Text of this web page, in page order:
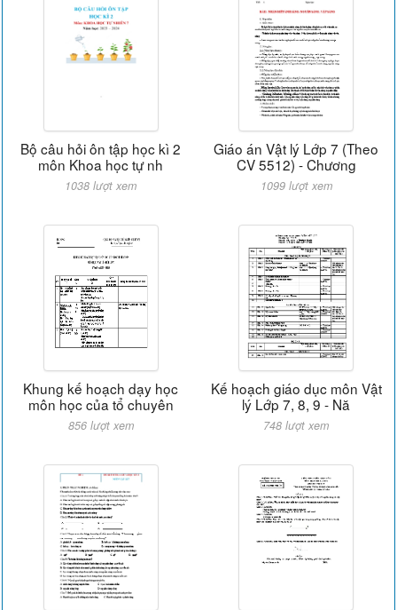
Bộ câu hỏi ôn tập học kì 2
môn Khoa học tự nh
1038 lượt xem
Giáo án Vật lý Lớp 7 (Theo
CV 5512) - Chương
1099 lượt xem
Khung kế hoạch dạy học
môn học của tổ chuyên
856 lượt xem
Kế hoạch giáo dục môn Vật
lý Lớp 7, 8, 9 - Nă
748 lượt xem